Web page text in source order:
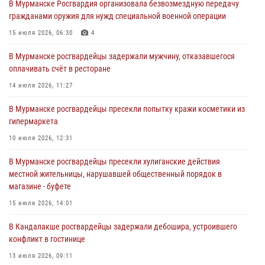
Сотрудники вневедомственной охраны Росгвардии пресекли
хулиганские действия дебошира на автозаправочной станции
города Кандалакши
Сотрудники Росгвардии провели инструктаж по
антитеррористической защищенности для членов избирательных
31 июля 2026, 08:48 3
Сотрудники Росгвардии задержали мужчину, не оплатившего счет в
30 июля 2026, 14:09
В Управлении Росгвардии по Мурманской области прошло пожарно-
тактическое занятие совместно с МЧС России
В Мурманске Росгвардия организовала безвозмездную передачу
гражданами оружия для нужд специальной военной операции
15 июля 2026, 06:30 4
В Мурманске росгвардейцы задержали мужчину, отказавшегося
оплачивать счёт в ресторане
14 июля 2026, 11:27
В Мурманске росгвардейцы пресекли попытку кражи косметики из
гипермаркета
10 июля 2026, 12:31
В Мурманске росгвардейцы пресекли хулиганские действия
местной жительницы, нарушавшей общественный порядок в
магазине - буфете
15 июля 2026, 14:01
В Кандалакше росгвардейцы задержали дебошира, устроившего
конфликт в гостинице
13 июля 2026, 09:11